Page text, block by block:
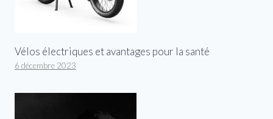
Vélos électriques et avantages pour la santé
6 décembre 2023